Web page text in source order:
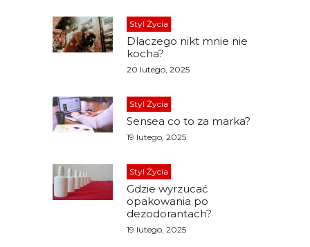
Styl Życia
Dlaczego nikt mnie nie
kocha?
20 lutego, 2025
Styl Życia
Sensea co to za marka?
19 lutego, 2025
Styl Życia
Gdzie wyrzucać
opakowania po
dezodorantach?
19 lutego, 2025